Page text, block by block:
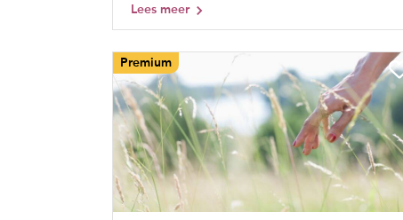
Lees meer
Premium